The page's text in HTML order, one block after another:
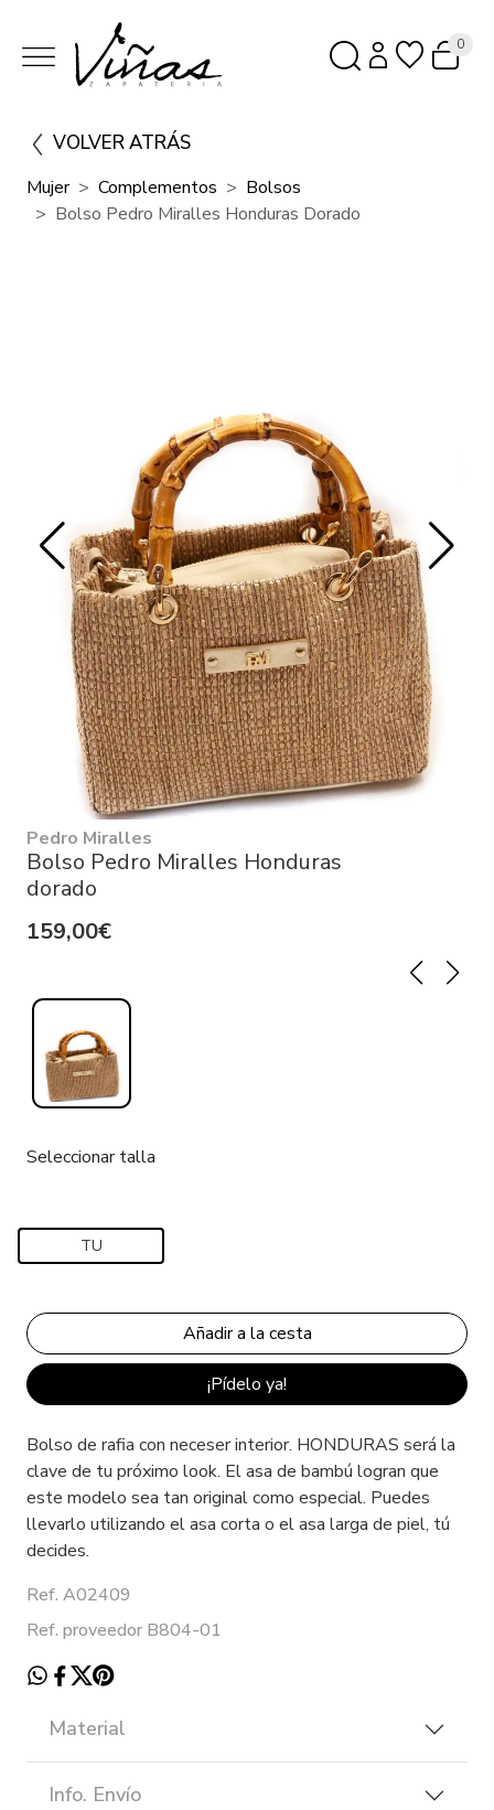
0
VOLVER ATRÁS
Mujer Complementos
Bolsos
Bolso Pedro Miralles Honduras Dorado
Pedro Miralles
Bolso Pedro Miralles Honduras
dorado
159,00€
Seleccionar talla
TU
¡Pídelo ya!
Bolso de rafia con neceser interior. HONDURAS será la
clave de tu próximo look. El asa de bambú logran que
este modelo sea tan original como especial. Puedes
llevarlo utilizando el asa corta o el asa larga de piel, tú
decides.
Ref. A02409
Ref. proveedor B804-01
Material
Info. Envío